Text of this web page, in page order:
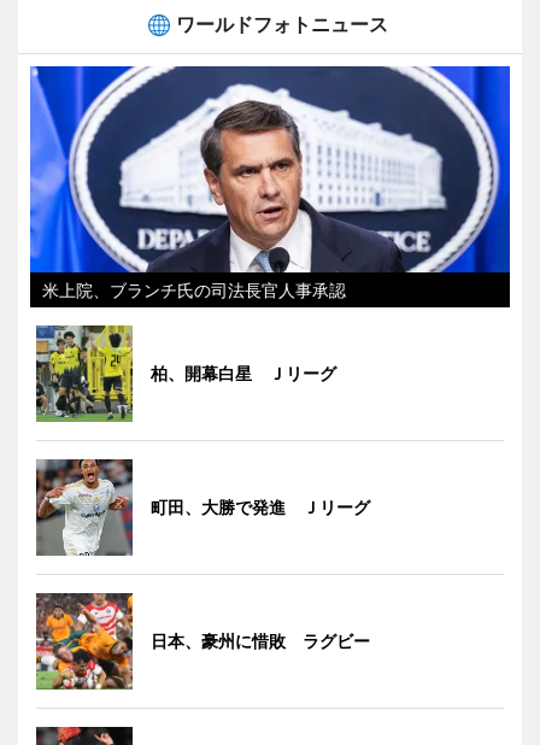
ワールドフォトニュース
米上院、ブランチ氏の司法長官人事承認
柏、開幕白星 Ｊリーグ
町田、大勝で発進 Ｊリーグ
日本、豪州に惜敗 ラグビー